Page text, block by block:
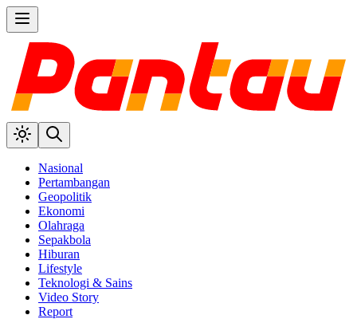
Nasional
Pertambangan
Geopolitik
Ekonomi
Olahraga
Sepakbola
Hiburan
Lifestyle
Teknologi & Sains
Video Story
Report